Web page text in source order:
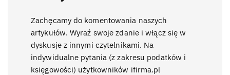
Zachęcamy do komentowania naszych
artykułów. Wyraź swoje zdanie i włącz się w
dyskusje z innymi czytelnikami. Na
indywidualne pytania (z zakresu podatków i
księgowości) użytkowników ifirma.pl